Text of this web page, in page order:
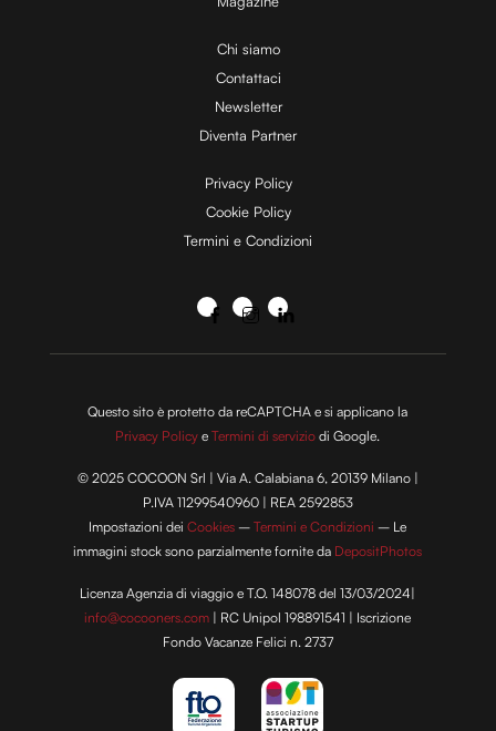
Chi siamo
Contattaci
Newsletter
Diventa Partner
Privacy Policy
Cookie Policy
Termini e Condizioni
Questo sito è protetto da reCAPTCHA e si applicano la
Privacy Policy eTermini di servizio di Google.
© 2025 COCOON Srl | Via A. Calabiana 6, 20139 Milano |
P.IVA 11299540960 | REA 2592853
Impostazioni deiCookies –Termini e Condizioni – Le
immagini stock sono parzialmente fornite da DepositPhotos
Licenza Agenzia di viaggio e T.O. 148078 del 13/03/2024|
info@cocooners.com | RC Unipol 198891541 | Iscrizione
Fondo Vacanze Felici n. 2737